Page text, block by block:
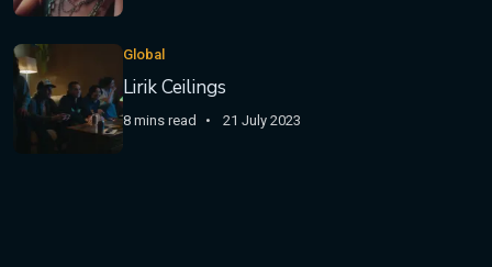
Global
Lirik Ceilings
8 mins read 21 July 2023